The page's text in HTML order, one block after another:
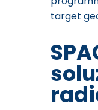
target